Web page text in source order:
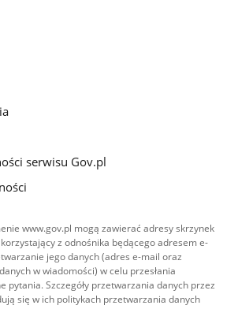
serwisu Gov.pl
www.gov.pl mogą zawierać adresy skrzynek
z odnośnika będącego adresem e-
jego danych (adres e-mail oraz
w wiadomości) w celu przesłania
pytania. Szczegóły przetwarzania danych przez
się w ich politykach przetwarzania danych